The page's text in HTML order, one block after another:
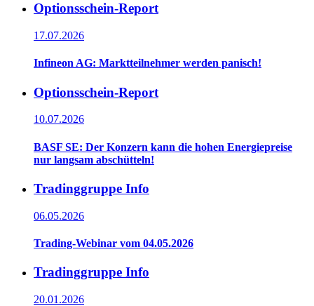
Optionsschein-Report
17.07.2026
Infineon AG: Marktteilnehmer werden panisch!
Optionsschein-Report
10.07.2026
BASF SE: Der Konzern kann die hohen Energiepreise
nur langsam abschütteln!
Tradinggruppe Info
06.05.2026
Trading-Webinar vom 04.05.2026
Tradinggruppe Info
20.01.2026